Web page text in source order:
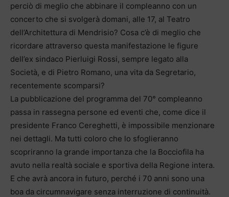
perciò di meglio che abbinare il compleanno con un
concerto che si svolgerà domani, alle 17, al Teatro
dell’Architettura di Mendrisio? Cosa c’è di meglio che
ricordare attraverso questa manifestazione le figure
dell’ex sindaco Pierluigi Rossi, sempre legato alla
Società, e di Pietro Romano, una vita da Segretario,
recentemente scomparsi?
La pubblicazione del programma del 70° compleanno
passa in rassegna persone ed eventi che, come dice il
presidente Franco Cereghetti, è impossibile menzionare
nei dettagli. Ma tutti coloro che lo sfoglieranno
scopriranno la grande importanza che la Bocciofila ha
avuto nella realtà sociale e sportiva della Regione intera.
E che avrà ancora in futuro, perché i 70 anni sono una
boa da circumnavigare senza interruzione di continuità.